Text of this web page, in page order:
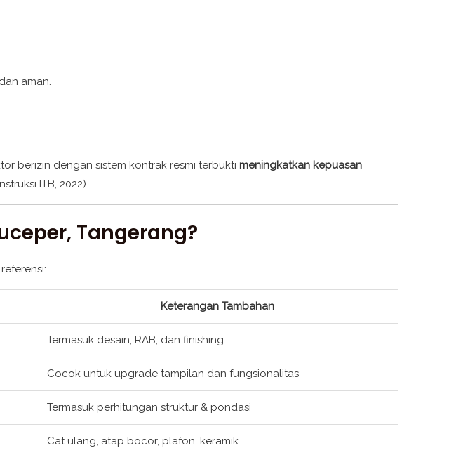
aman.
berizin dengan sistem kontrak resmi terbukti meningkatkan kepuasan
ITB, 2022).
Tangerang?
Keterangan Tambahan
Termasuk desain, RAB, dan finishing
Cocok untuk upgrade tampilan dan fungsionalitas
Termasuk perhitungan struktur & pondasi
Cat ulang, atap bocor, plafon, keramik